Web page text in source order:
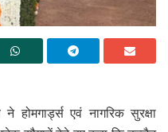
एवं नागरिक सुरक्षा